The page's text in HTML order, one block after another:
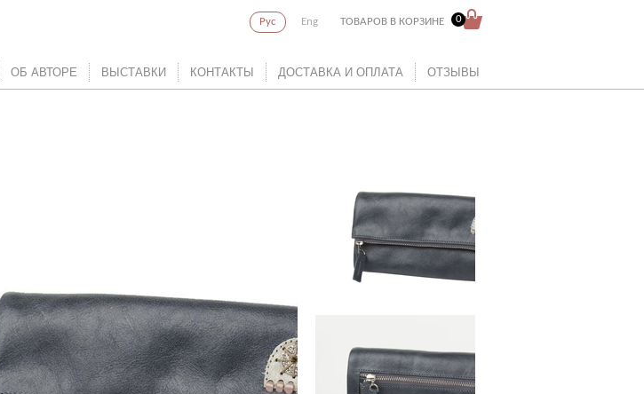
Рус Eng ТОВАРОВ В КОРЗИНЕ 0
ОБ АВТОРЕ ВЫСТАВКИ КОНТАКТЫ ДОСТАВКА И ОПЛАТА ОТЗЫВЫ